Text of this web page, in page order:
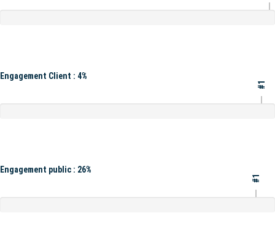
Engagement Client : 4%
#1
Engagement public : 26%
#1